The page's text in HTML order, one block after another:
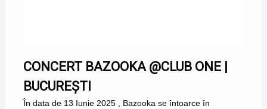
CONCERT BAZOOKA @CLUB ONE |
BUCUREȘTI
În data de 13 Iunie 2025 , Bazooka se întoarce în